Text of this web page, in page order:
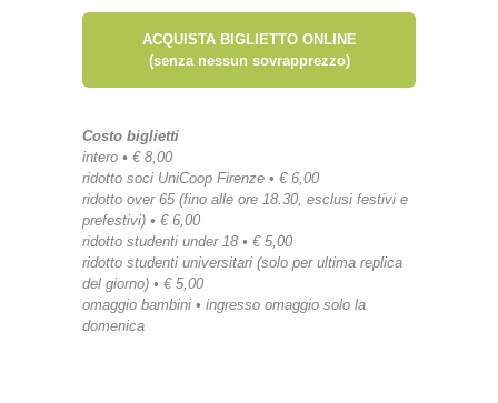
ACQUISTA BIGLIETTO ONLINE
(senza nessun sovrapprezzo)
Costo biglietti
intero • € 8,00
ridotto soci UniCoop Firenze • € 6,00
ridotto over 65 (fino alle ore 18.30, esclusi festivi e
prefestivi) • € 6,00
ridotto studenti under 18 • € 5,00
ridotto studenti universitari (solo per ultima replica
del giorno) • € 5,00
omaggio bambini • ingresso omaggio solo la
domenica